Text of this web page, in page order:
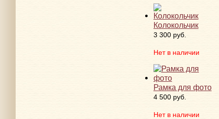
Колокольчик
3 300 руб.
Нет в наличии
Рамка для фото
4 500 руб.
Нет в наличии